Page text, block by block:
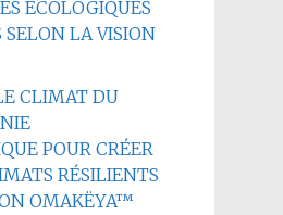
ÉCOLOGIQUES
SELON LA VISION
CLIMAT DU
POUR CRÉER
RÉSILIENTS
OMAKËYA™